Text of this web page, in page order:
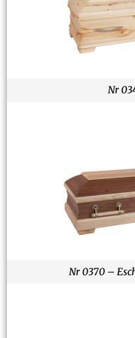
Nr
Nr 0370 –